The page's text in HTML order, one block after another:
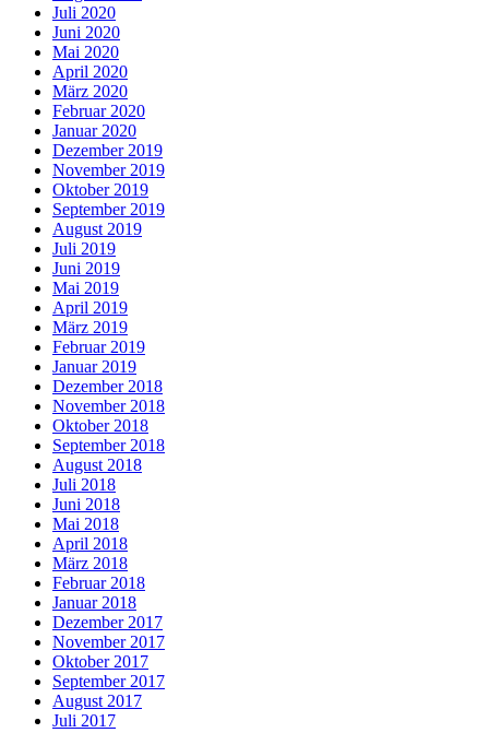
Juli 2020
Juni 2020
Mai 2020
April 2020
März 2020
Februar 2020
Januar 2020
Dezember 2019
November 2019
Oktober 2019
September 2019
August 2019
Juli 2019
Juni 2019
Mai 2019
April 2019
März 2019
Februar 2019
Januar 2019
Dezember 2018
November 2018
Oktober 2018
September 2018
August 2018
Juli 2018
Juni 2018
Mai 2018
April 2018
März 2018
Februar 2018
Januar 2018
Dezember 2017
November 2017
Oktober 2017
September 2017
August 2017
Juli 2017